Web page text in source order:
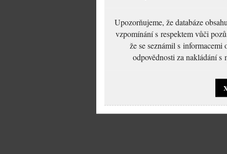
Upozorňujeme, že databáze
vzpomínání s respektem vůči
že se seznámil s
odpovědnosti za nakládání